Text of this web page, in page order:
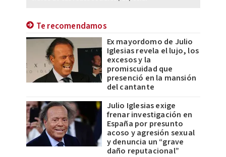
Te recomendamos
Ex mayordomo de Julio
Iglesias revela el lujo, los
excesos y la
promiscuidad que
presenció en la mansión
del cantante
Julio Iglesias exige
frenar investigación en
España por presunto
acoso y agresión sexual
y denuncia un “grave
daño reputacional”